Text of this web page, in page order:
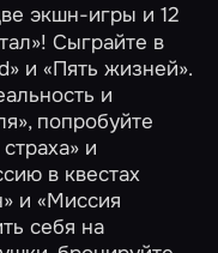
экшн-игры и 12
Сыграйте в
и«Пять жизней».
и
, попробуйте
и
в квестах
и«Миссия
себя на